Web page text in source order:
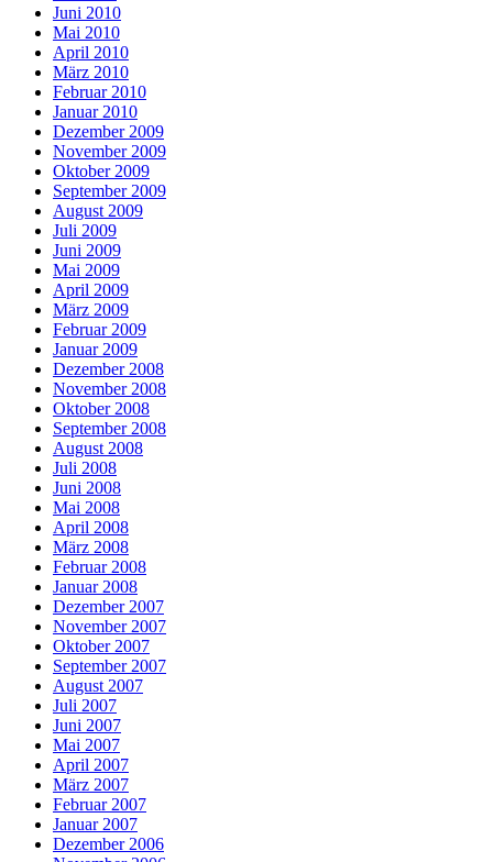
Juni 2010
Mai 2010
April 2010
März 2010
Februar 2010
Januar 2010
Dezember 2009
November 2009
Oktober 2009
September 2009
August 2009
Juli 2009
Juni 2009
Mai 2009
April 2009
März 2009
Februar 2009
Januar 2009
Dezember 2008
November 2008
Oktober 2008
September 2008
August 2008
Juli 2008
Juni 2008
Mai 2008
April 2008
März 2008
Februar 2008
Januar 2008
Dezember 2007
November 2007
Oktober 2007
September 2007
August 2007
Juli 2007
Juni 2007
Mai 2007
April 2007
März 2007
Februar 2007
Januar 2007
Dezember 2006